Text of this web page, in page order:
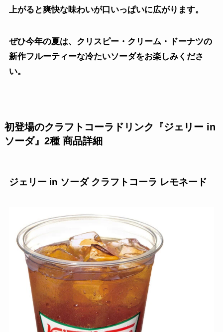
上がると爽快な味わいが口いっぱいに広がります。
ぜひ今年の夏は、クリスピー・クリーム・ドーナツの
新作フルーティーな冷たいソーダをお楽しみくださ
い。
初登場のクラフトコーラドリンク『ジェリー in
ソーダ』2種 商品詳細
ジェリー in ソーダ クラフトコーラ レモネード